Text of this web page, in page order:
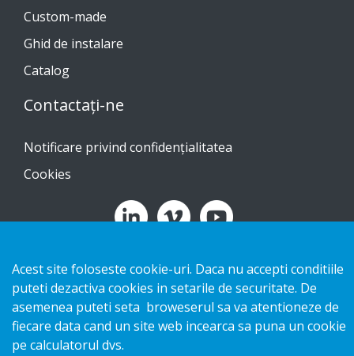
Custom-made
Ghid de instalare
Catalog
Contactați-ne
Notificare privind confidențialitatea
Cookies
Copyright 2026 HL Display AB. All rights reserved.
Acest site foloseste cookie-uri. Daca nu accepti conditiile
puteti dezactiva cookies in setarile de securitate. De
asemenea puteti seta broweserul sa va atentioneze de
fiecare data cand un site web incearca sa puna un cookie
pe calculatorul dvs.